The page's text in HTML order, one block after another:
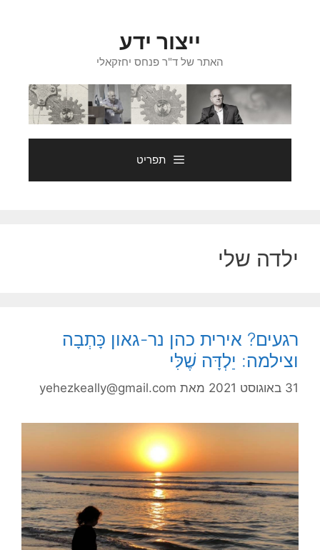
ייצור ידע
האתר של ד"ר פנחס יחזקאלי
תפריט
ילדה שלי
רגעים? אירית כהן נר-גאון כָּתְבָה
וצילמה: יַלְדָּה שֶׁלִּי
31 באוגוסט 2021 מאת yehezkeally@gmail.com